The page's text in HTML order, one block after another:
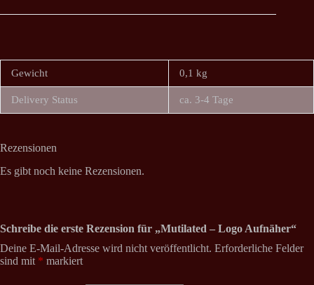
Gewicht 0,1 kg
Delivery Status ca. 3-4 Tage
Rezensionen
Es gibt noch keine Rezensionen.
Schreibe die erste Rezension für „Mutilated – Logo Aufnäher“
Deine E-Mail-Adresse wird nicht veröffentlicht. Erforderliche Felder
sind mit * markiert